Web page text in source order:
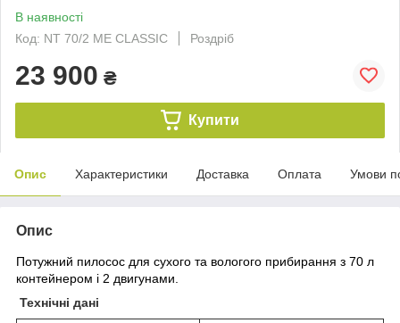
В наявності
Код: NT 70/2 ME CLASSIC
Роздріб
23 900 ₴
Купити
Опис Характеристики Доставка Оплата Умови
Опис
Потужний пилосос для сухого та вологого прибирання з 70 л
контейнером і 2 двигунами.
Технічні дані